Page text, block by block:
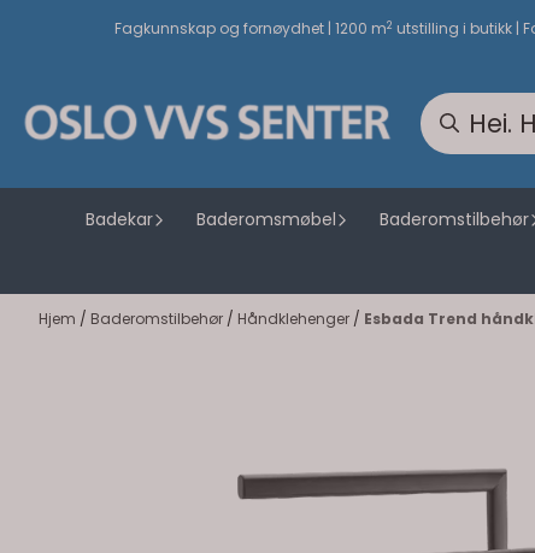
Hopp til innholdFagkunnskap og fornøydhet | 1200 m2 utstilling i butikk |
Badekar Baderomsmøbel Baderomstilbehør
Hjem / Baderomstilbehør / Håndklehenger / Esbada Trend